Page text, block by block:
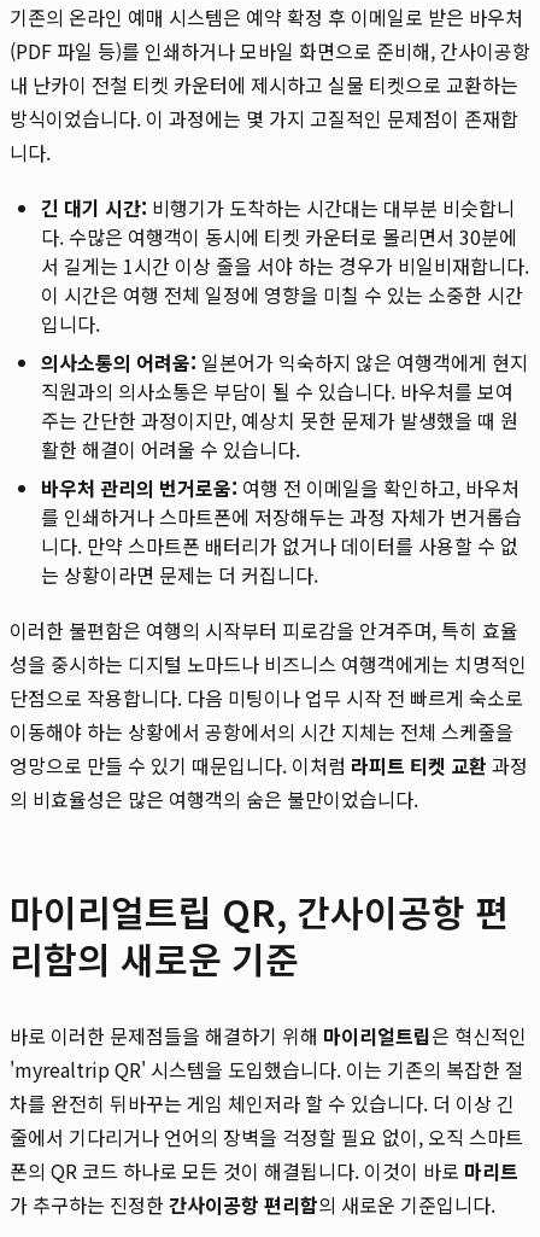
기존의 온라인 예매 시스템은 예약 확정 후 이메일로 받은 바우처
(PDF 파일 등)를 인쇄하거나 모바일 화면으로 준비해, 간사이공항
내 난카이 전철 티켓 카운터에 제시하고 실물 티켓으로 교환하는
방식이었습니다. 이 과정에는 몇 가지 고질적인 문제점이 존재합
니다.
긴 대기 시간: 비행기가 도착하는 시간대는 대부분 비슷합니
다. 수많은 여행객이 동시에 티켓 카운터로 몰리면서 30분에
서 길게는 1시간 이상 줄을 서야 하는 경우가 비일비재합니다.
이 시간은 여행 전체 일정에 영향을 미칠 수 있는 소중한 시간
입니다.
의사소통의 어려움: 일본어가 익숙하지 않은 여행객에게 현지
직원과의 의사소통은 부담이 될 수 있습니다. 바우처를 보여
주는 간단한 과정이지만, 예상치 못한 문제가 발생했을 때 원
활한 해결이 어려울 수 있습니다.
바우처 관리의 번거로움: 여행 전 이메일을 확인하고, 바우처
를 인쇄하거나 스마트폰에 저장해두는 과정 자체가 번거롭습
니다. 만약 스마트폰 배터리가 없거나 데이터를 사용할 수 없
는 상황이라면 문제는 더 커집니다.
이러한 불편함은 여행의 시작부터 피로감을 안겨주며, 특히 효율
성을 중시하는 디지털 노마드나 비즈니스 여행객에게는 치명적인
단점으로 작용합니다. 다음 미팅이나 업무 시작 전 빠르게 숙소로
이동해야 하는 상황에서 공항에서의 시간 지체는 전체 스케줄을
엉망으로 만들 수 있기 때문입니다. 이처럼 라피트 티켓 교환 과정
의 비효율성은 많은 여행객의 숨은 불만이었습니다.
마이리얼트립 QR, 간사이공항 편
리함의 새로운 기준
바로 이러한 문제점들을 해결하기 위해 마이리얼트립은 혁신적인
'myrealtrip QR' 시스템을 도입했습니다. 이는 기존의 복잡한 절
차를 완전히 뒤바꾸는 게임 체인저라 할 수 있습니다. 더 이상 긴
줄에서 기다리거나 언어의 장벽을 걱정할 필요 없이, 오직 스마트
폰의 QR 코드 하나로 모든 것이 해결됩니다. 이것이 바로 마리트
가 추구하는 진정한간사이공항 편리함의 새로운 기준입니다.